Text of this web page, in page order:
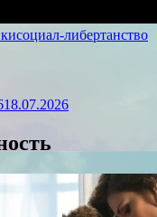
социал-либертанство
18.07.2026